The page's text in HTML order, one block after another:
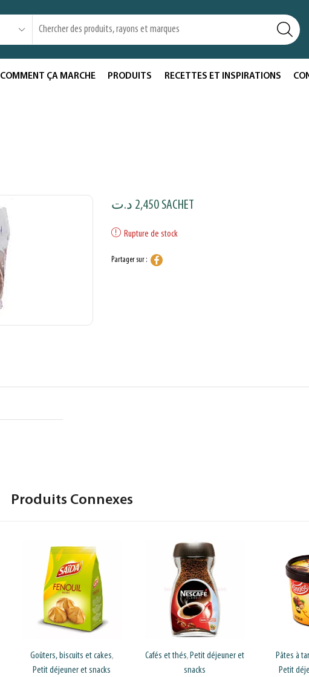
COMMENT ÇA MARCHE PRODUITS RECETTES ET INSPIRATIONS
2,450 د.ت SACHET
Rupture de stock
Partager sur :
Produits Connexes
Goûters, biscuits et cakes,
Petit déjeuner et snacks
Cafés et thés,Petit déjeuner et
snacks
Pâtes à
Petit